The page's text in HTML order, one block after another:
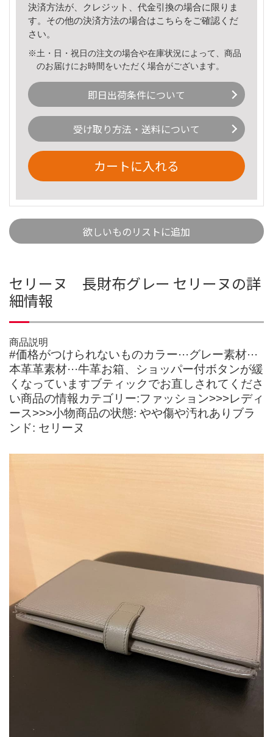
決済方法が、クレジット、代金引換の場合に限りま
す。その他の決済方法の場合はこちら をご確認くだ
さい。
※土・日・祝日の注文の場合や在庫状況によって、商品
のお届けにお時間をいただく場合がございます。
即日出荷条件について
受け取り方法・送料について
カートに入れる
欲しいものリストに追加
セリーヌ 長財布グレー セリーヌの詳
細情報
商品説明
#価格がつけられないものカラー···グレー素材···
本革革素材···牛革お箱、ショッパー付ボタンが緩
くなっていますブティックでお直しされてくださ
い商品の情報カテゴリー:ファッション>>>レディ
ース>>>小物商品の状態: やや傷や汚れありブラ
ンド: セリーヌ